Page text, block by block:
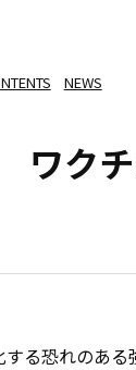
NEWS
ク
る恐れのあ